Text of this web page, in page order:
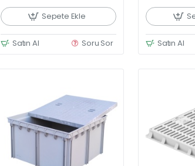
Sepete Ekle
Satın Al Soru Sor Satın Al